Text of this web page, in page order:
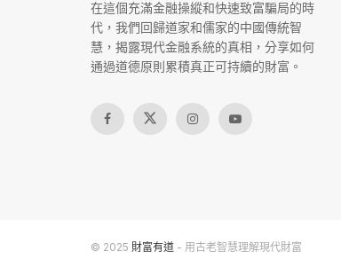
在這個充滿金融操縱和快速致富騙局的時
代，我們回歸道家和儒家的中國傳統智
慧，揭露現代金融系統的真相，分享如何
通過道德原則累積真正可持續的財富。
© 2025 財富有道 - 用古老智慧理解現代財富